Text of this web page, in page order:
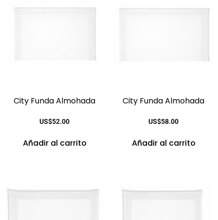
City Funda Almohada
US$52.00
Añadir al carrito
City Funda Almohada
US$58.00
Añadir al carrito